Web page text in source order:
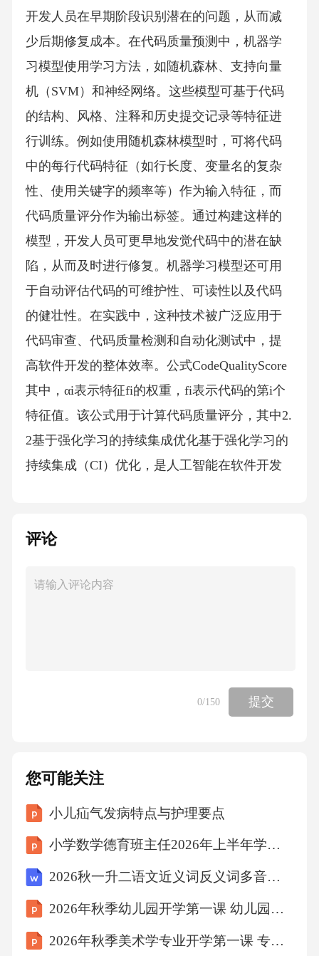
开发人员在早期阶段识别潜在的问题，从而减
少后期修复成本。在代码质量预测中，机器学
习模型使用学习方法，如随机森林、支持向量
机（SVM）和神经网络。这些模型可基于代码
的结构、风格、注释和历史提交记录等特征进
行训练。例如使用随机森林模型时，可将代码
中的每行代码特征（如行长度、变量名的复杂
性、使用关键字的频率等）作为输入特征，而
代码质量评分作为输出标签。通过构建这样的
模型，开发人员可更早地发觉代码中的潜在缺
陷，从而及时进行修复。机器学习模型还可用
于自动评估代码的可维护性、可读性以及代码
的健壮性。在实践中，这种技术被广泛应用于
代码审查、代码质量检测和自动化测试中，提
高软件开发的整体效率。公式CodeQualityScore
其中，αi表示特征fi的权重，fi表示代码的第i个
特征值。该公式用于计算代码质量评分，其中2.
2基于强化学习的持续集成优化基于强化学习的
持续集成（CI）优化，是人工智能在软件开发
主调整和优化CI流程，从而提高软件开发的效
作为智能体，通过与环境（如构建系统、测试
个强化学习模型可学习如何在不同情况下选择
最优的构建策略。在每次构建任务中，智能体
制，模型可学习如何在有限的资源下，最大化
代码质量与构建效率的平衡。基于强化学习的C
I优化还可用于自动化代码审查。通过分析代码
查策略，帮助开发人员更高效地发觉潜在问
题。表格：强化学习在CI优化中的配置建议优
化维度配置建议奖励函数基于代码质量、构建
评论
0/150 提交
您可能关注
小儿疝气发病特点与护理要点
小学数学德育班主任2026年上半年学科德育渗透总结
2026秋一升二语文近义词反义词多音字专项练习（含答案）
2026年秋季幼儿园开学第一课 幼儿园的一天
2026年秋季美术学专业开学第一课 专业社团与学术活动教学设计